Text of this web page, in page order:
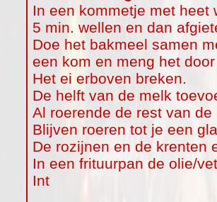
In een kommetje met heet
5 min. wellen en dan
Doe het bakmeel samen
een kom en meng het
Het ei erboven breken.
De helft van de melk
Al roerende de rest van
Blijven roeren tot je een
De rozijnen en de krenten
In een frituurpan de olie/
Int